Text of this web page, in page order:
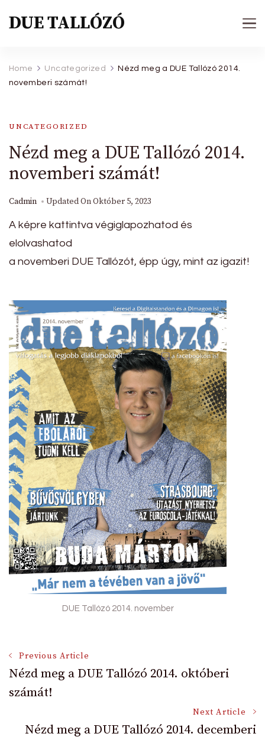
DUE TALLÓZÓ
Home Uncategorized
Nézd meg a DUE Tallózó 2014.
novemberi számát!
UNCATEGORIZED
Nézd meg a DUE Tallózó 2014.
novemberi számát!
Cadmin Updated OnOktóber 5, 2023
A képre kattintva végiglapozhatod és
elolvashatod
a novemberi DUE Tallózót, épp úgy, mint az igazit!
DUE Tallózó 2014. november
Post
Navigation
Previous Article
Nézd meg a DUE Tallózó 2014. októberi
számát!
Next Article
Nézd meg a DUE Tallózó 2014. decemberi